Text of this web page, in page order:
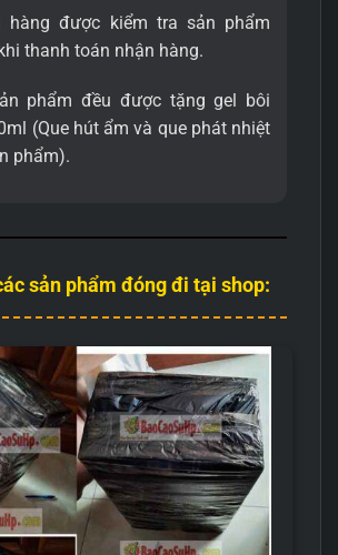
hàng được kiểm tra sản phẩm
thanh toán nhận hàng.
phẩm đều được tặng gel bôi
(Que hút ẩm và que phát nhiệt
phẩm).
sản phẩm đóng đi tại shop: